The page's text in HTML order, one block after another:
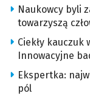
Naukowcy byli
towarzyszą
Ciekły kauczuk
Innowacyjne
Ekspertka:
pól